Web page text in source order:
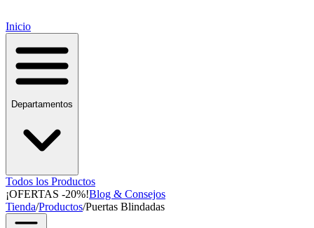
Inicio
Departamentos
Todos los Productos
¡OFERTAS -20%!Blog & Consejos
Tienda/Productos/Puertas Blindadas